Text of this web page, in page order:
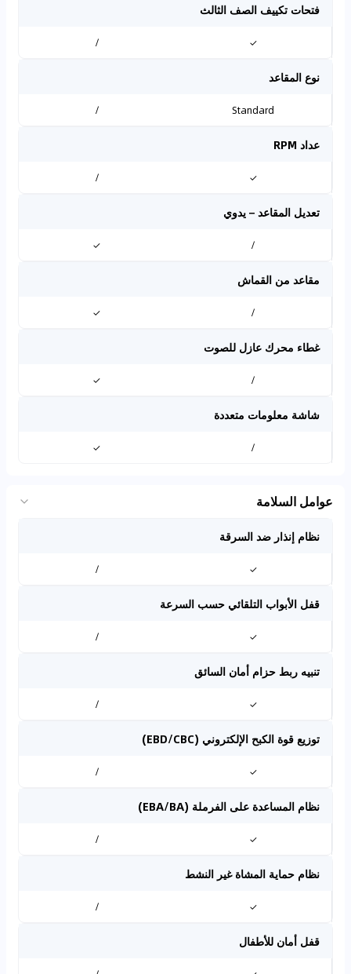
فتحات تكييف الصف الثالث
✓
/
نوع المقاعد
Standard
/
عداد RPM
✓
/
تعديل المقاعد – يدوي
/
✓
مقاعد من القماش
/
✓
غطاء محرك عازل للصوت
/
✓
شاشة معلومات متعددة
/
✓
عوامل السلامة
نظام إنذار ضد السرقة
✓
/
قفل الأبواب التلقائي حسب السرعة
✓
/
تنبيه ربط حزام أمان السائق
✓
/
توزيع قوة الكبح الإلكتروني (EBD/CBC)
✓
/
نظام المساعدة على الفرملة (EBA/BA)
✓
/
نظام حماية المشاة غير النشط
✓
/
قفل أمان للأطفال